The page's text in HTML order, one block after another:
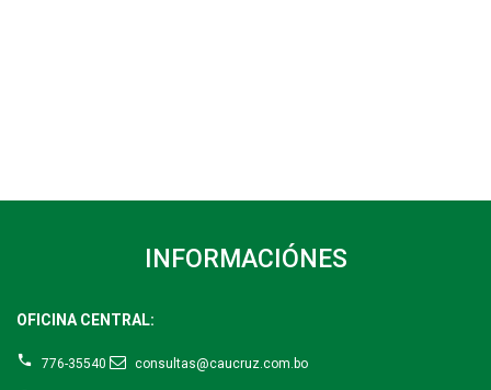
INFORMACIÓNES
OFICINA CENTRAL:
776-35540 consultas@caucruz.com.bo